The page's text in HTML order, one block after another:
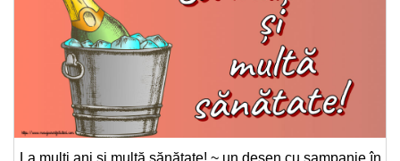
La mulți ani și multă sănătate! ~ un desen cu șampanie în